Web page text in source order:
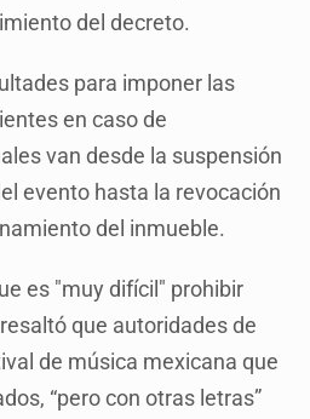
del decreto.
para imponer las
en caso de
van desde la suspensión
evento hasta la revocación
del inmueble.
es "muy difícil" prohibir
que autoridades de
de música mexicana que
“pero con otras letras”